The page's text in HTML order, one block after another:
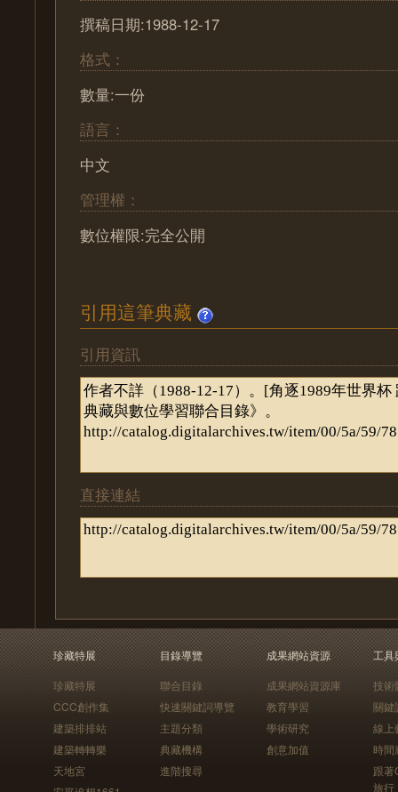
撰稿日期:1988-12-17
格式：
數量:一份
語言：
中文
管理權：
數位權限:完全公開
引用這筆典藏
引用資訊
直接連結
珍藏特展
珍藏特展
CCC創作集
建築排排站
建築轉轉樂
天地宮
目錄導覽
聯合目錄
快速關鍵詞導覽
主題分類
典藏機構
進階搜尋
成果網站資源
成果網站資源庫
教育學習
學術研究
創意加值
工具
技術
關鍵
線上
時間
跟
旅行